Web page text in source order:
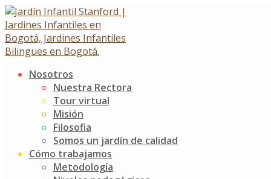
Skip
to
content
Nosotros
Nuestra Rectora
Tour virtual
Misión
Filosofia
Somos un jardín de calidad
Cómo trabajamos
Metodología
CRONOGRAMA ACADEMICO
2023
CRONOGRAMA ACADEMICO 2023
12 enero, 2023
Jardín Infantil Stanford0 Comments